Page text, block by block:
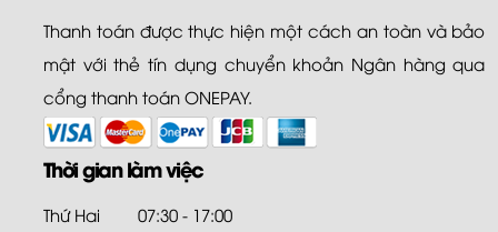
Thanh toán được thực hiện một cách an toàn và bảo
mật với thẻ tín dụng chuyển khoản Ngân hàng qua
cổng thanh toán ONEPAY.
Thời gian làm việc
Thứ Hai
07:30 - 17:00